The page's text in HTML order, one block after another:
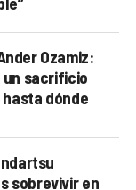
Ozamiz:
un sacrificio
dónde
sobrevivir en